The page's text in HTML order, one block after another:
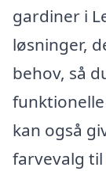
gardiner i
løsninger,
behov, så
kan også
farvevalg